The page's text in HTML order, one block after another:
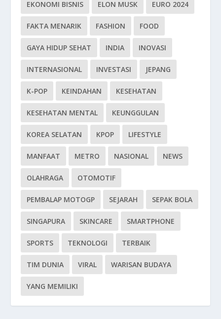
EKONOMI BISNIS ELON MUSK EURO 2024
FAKTA MENARIK FASHION FOOD
GAYA HIDUP SEHAT INDIA INOVASI
INTERNASIONAL INVESTASI JEPANG
K-POP KEINDAHAN KESEHATAN
KESEHATAN MENTAL KEUNGGULAN
KOREA SELATAN KPOP LIFESTYLE
MANFAAT METRO NASIONAL NEWS
OLAHRAGA OTOMOTIF
PEMBALAP MOTOGP SEJARAH SEPAK BOLA
SINGAPURA SKINCARE SMARTPHONE
SPORTS TEKNOLOGI TERBAIK
TIM DUNIA VIRAL WARISAN BUDAYA
YANG MEMILIKI